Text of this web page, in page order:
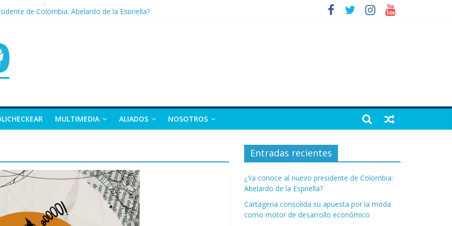
la tierra que vuelve a dar vida
de Colombia: Abelardo de la Espriella?
exvicepresidente y figura clave de la política colombiana
y Nariño deja 21 muertos y más de 50 heridos
MULTIMEDIA ALIADOS NOSOTROS
Entradas recientes
¿Ya conoce al nuevo presidente de Colombia:
Abelardo de la Espriella?
Cartagena consolida su apuesta por la moda
como motor de desarrollo económico